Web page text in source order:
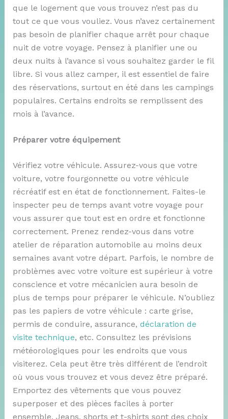
que le logement que vous trouvez n’est pas du
tout ce que vous vouliez. Vous n’avez certainement
pas besoin de planifier chaque arrêt pour chaque
nuit de votre voyage. Pensez à planifier une ou
deux nuits à l’avance si vous souhaitez garder le fil
libre. Si vous allez camper, il est essentiel de faire
des réservations, surtout en été dans les campings
populaires. Certains endroits se remplissent des
mois à l’avance.
Préparer votre équipement
Vérifiez votre véhicule. Assurez-vous que votre
voiture, votre fourgonnette ou votre véhicule
récréatif est en état de fonctionnement. Faites-le
inspecter peu de temps avant votre voyage pour
vous assurer que tout est en ordre et fonctionne
correctement. Prenez rendez-vous dans votre
atelier de réparation automobile au moins deux
semaines avant votre départ. Parfois, le nombre de
problèmes avec votre voiture est supérieur à votre
conscience et votre mécanicien aura besoin de
plus de temps pour préparer le véhicule. N’oubliez
pas les papiers de votre véhicule : carte grise,
permis de conduire, assurance, déclaration de
visite technique, etc. Consultez les prévisions
météorologiques pour les endroits que vous
visiterez. Cela peut être très différent de l’endroit
où vous vous trouvez et vous devez être préparé.
Emportez des vêtements que vous pouvez
superposer et des pièces faciles à porter
ensemble. Jeans, shorts et t-shirts sont des choix